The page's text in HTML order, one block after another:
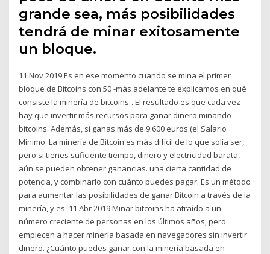
grande sea, más posibilidades
tendrá de minar exitosamente
un bloque.
11 Nov 2019 Es en ese momento cuando se mina el primer
bloque de Bitcoins con 50 -más adelante te explicamos en qué
consiste la minería de bitcoins-. El resultado es que cada vez
hay que invertir más recursos para ganar dinero minando
bitcoins. Además, si ganas más de 9.600 euros (el Salario
Mínimo La minería de Bitcoin es más difícil de lo que solía ser,
pero si tienes suficiente tiempo, dinero y electricidad barata,
aún se pueden obtener ganancias. una cierta cantidad de
potencia, y combinarlo con cuánto puedes pagar. Es un método
para aumentar las posibilidades de ganar Bitcoin a través de la
minería, y es 11 Abr 2019 Minar bitcoins ha atraído a un
número creciente de personas en los últimos años, pero
empiecen a hacer minería basada en navegadores sin invertir
dinero. ¿Cuánto puedes ganar con la minería basada en